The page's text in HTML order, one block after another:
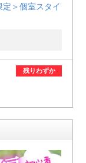
＞個室スタイ
残りわずか